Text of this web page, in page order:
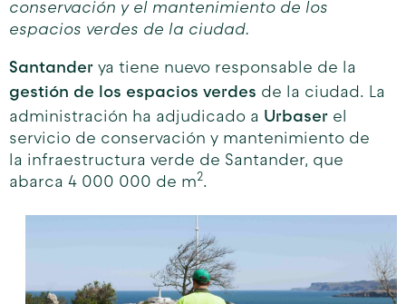
conservación y el mantenimiento de los
espacios verdes de la ciudad.
Santander ya tiene nuevo responsable de la
gestión de los espacios verdes de la ciudad. La
administración ha adjudicado a Urbaser el
servicio de conservación y mantenimiento de
la infraestructura verde de Santander, que
abarca 4 000 000 de m2.